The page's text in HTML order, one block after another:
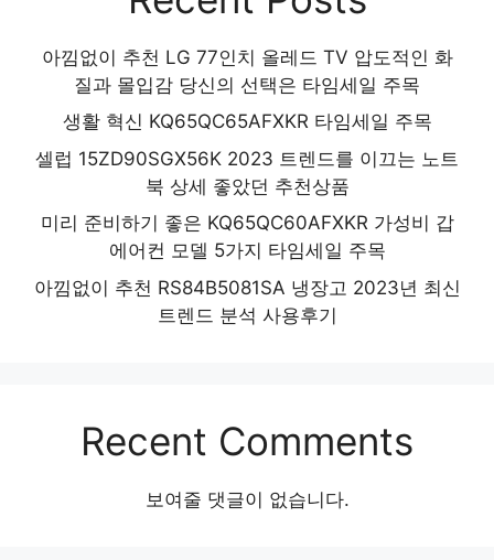
아낌없이 추천 LG 77인치 올레드 TV 압도적인 화
질과 몰입감 당신의 선택은 타임세일 주목
생활 혁신 KQ65QC65AFXKR 타임세일 주목
셀럽 15ZD90SGX56K 2023 트렌드를 이끄는 노트
북 상세 좋았던 추천상품
미리 준비하기 좋은 KQ65QC60AFXKR 가성비 갑
에어컨 모델 5가지 타임세일 주목
아낌없이 추천 RS84B5081SA 냉장고 2023년 최신
트렌드 분석 사용후기
Recent Comments
보여줄 댓글이 없습니다.